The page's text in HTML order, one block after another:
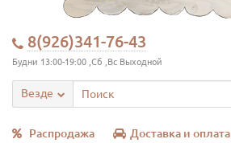
8(926)341-76-43
Будни 13:00-19:00 ,Сб ,Вс Выходной
Везде
Распродажа Доставка и оплата